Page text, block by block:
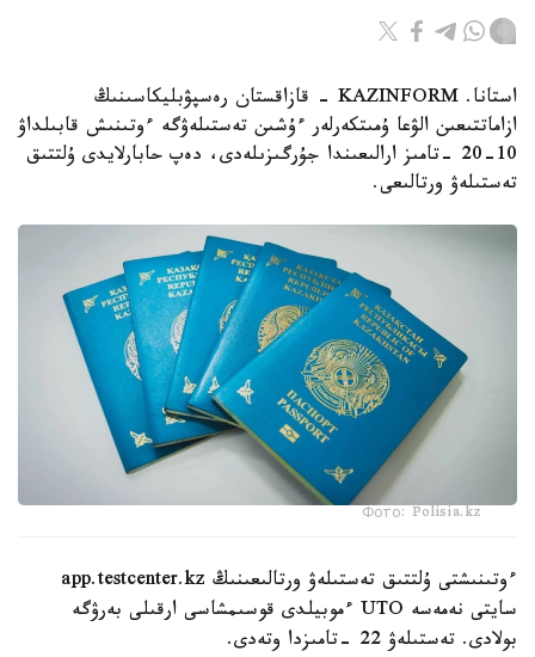
استانا. KAZINFORM - قازاقستان رەسپۋبليكاسىنىڭ
ازاماتتىعىن الۋعا ۇمىتكەرلەر ءۇشىن تەستىلەۋگە ءوتىنىش قابىلداۋ
10-20 -تامىز ارالىعىندا جۇرگىزىلەدى، دەپ حابارلايدى ۇلتتىق
تەستىلەۋ ورتالىعى.
Фото: Polisia.kz
ءوتىنىشتى ۇلتتىق تەستىلەۋ ورتالىعىنىڭ app.testcenter.kz
سايتى نەمەسە UTO ءموبيلدى قوسىمشاسى ارقىلى بەرۋگە
بولادى. تەستىلەۋ 22 -تامىزدا وتەدى.